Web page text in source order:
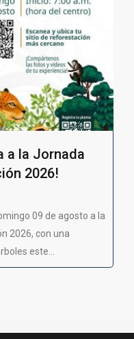
a la Jornada
2026!
09 de agosto a la
2026, con una
este...